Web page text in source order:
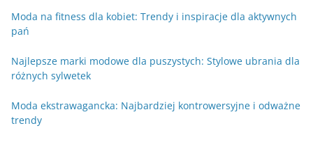
Moda na fitness dla kobiet: Trendy i inspiracje dla aktywnych
pań
Najlepsze marki modowe dla puszystych: Stylowe ubrania dla
różnych sylwetek
Moda ekstrawagancka: Najbardziej kontrowersyjne i odważne
trendy